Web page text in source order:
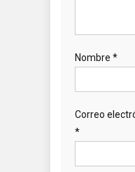
Nombre *
Correo
*